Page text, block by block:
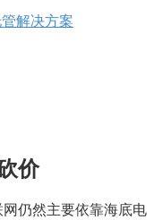
解决方案
价
仍然主要依靠海底电